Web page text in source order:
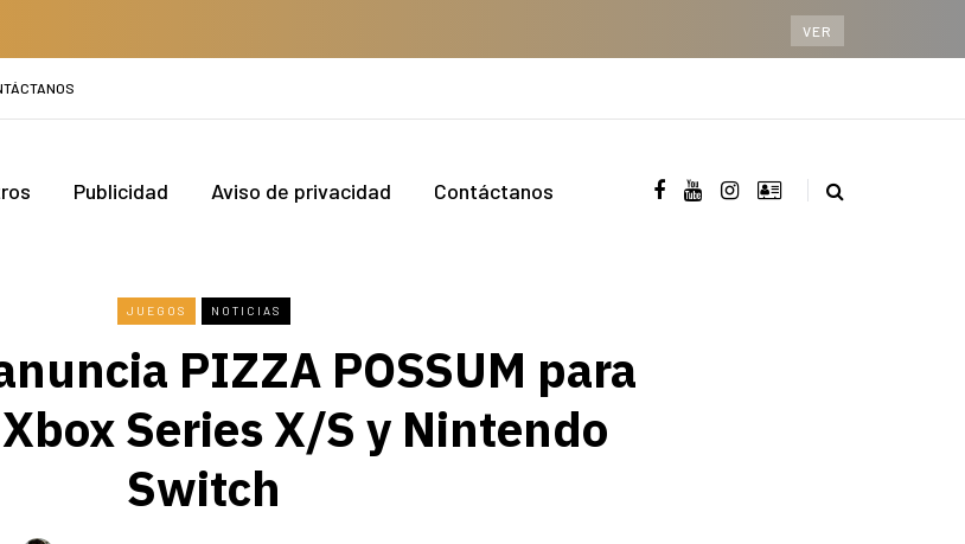
VER
Publicidad Aviso de privacidad Contáctanos
JUEGOS NOTICIAS
PIZZA POSSUM para
Series X/S y Nintendo
Switch